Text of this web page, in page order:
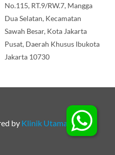
No.115, RT.9/RW.7, Mangga
Dua Selatan, Kecamatan
Sawah Besar, Kota Jakarta
Pusat, Daerah Khusus Ibukota
Jakarta 10730
by Klinik Utama Apollo